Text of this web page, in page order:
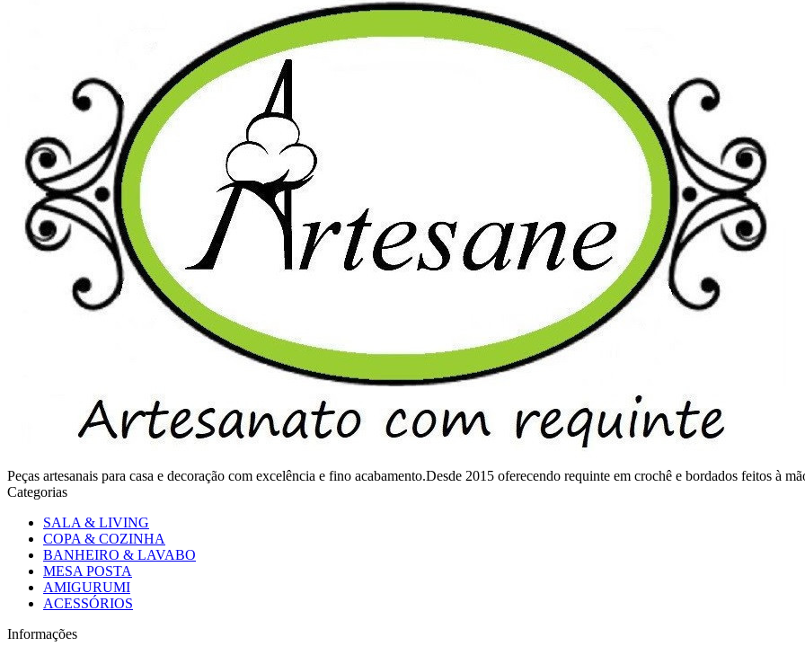
Peças artesanais para casa e decoração com excelência e fino acabamento.Desde 2015 oferecendo requinte em crochê e bordados feitos à
Categorias
SALA & LIVING
COPA & COZINHA
BANHEIRO & LAVABO
MESA POSTA
AMIGURUMI
ACESSÓRIOS
Informações